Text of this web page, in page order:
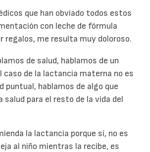
que han obviado todos estos
con leche de fórmula
regalos, me resulta muy doloroso.
de salud, hablamos de un
caso de la lactancia materna no es
puntual, hablamos de algo que
salud para el resto de la vida del
la lactancia porque sí, no es
al niño mientras la recibe, es